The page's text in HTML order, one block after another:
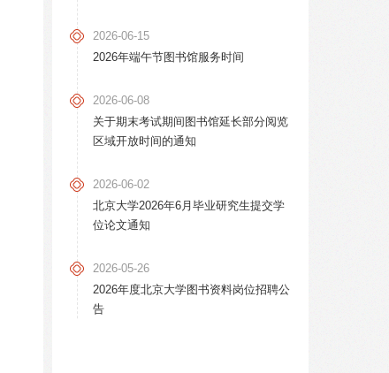
2026-06-15
2026年端午节图书馆服务时间
2026-06-08
关于期末考试期间图书馆延长部分阅览
区域开放时间的通知
2026-06-02
北京大学2026年6月毕业研究生提交学
位论文通知
2026-05-26
2026年度北京大学图书资料岗位招聘公
告